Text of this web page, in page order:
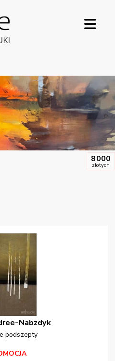
8000
złotych
Nabzdyk
podszepty